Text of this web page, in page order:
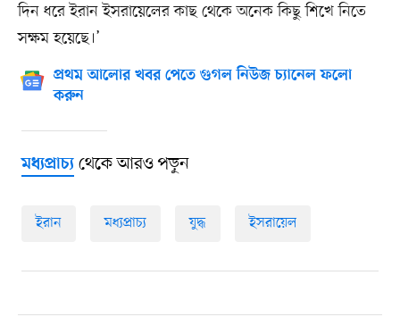
দিন ধরে ইরান ইসরায়েলের কাছ থেকে অনেক কিছু শিখে নিতে
সক্ষম হয়েছে।’
প্রথম আলোর খবর পেতে গুগল নিউজ চ্যানেল ফলো
করুন
মধ্যপ্রাচ্যথেকে আরও পড়ুন
ইরান মধ্যপ্রাচ্য যুদ্ধ ইসরায়েল